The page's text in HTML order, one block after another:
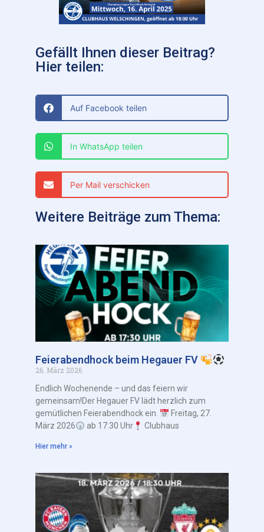
Gefällt Ihnen dieser Beitrag?
Hier teilen:
Auf Facebook teilen
In WhatsApp teilen
Per Mail verschicken
Weitere Beiträge zum Thema:
Feierabendhock beim Hegauer FV
26. März 2026
Endlich Wochenende – und das feiern wir
gemeinsam!Der Hegauer FV lädt herzlich zum
gemütlichen Feierabendhock ein.
Freitag, 27.
März 2026
ab 17:30 Uhr Clubhaus
Hier mehr »